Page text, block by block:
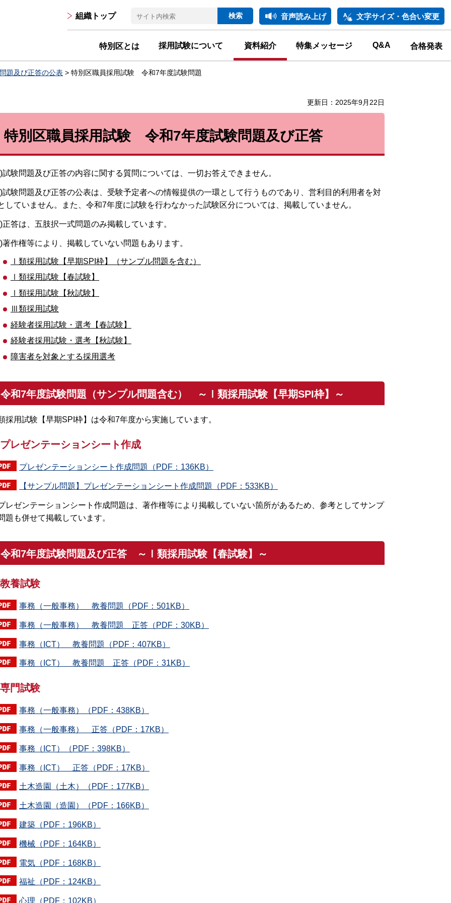
組織トップ 音声読み上げ 文字サイズ・色合い変更
特別区とは 採用試験について 資料紹介 特集メッセージ Q&A 合格発表
題及び正答の公表 > 特別区職員採用試験 令和7年度試験問題
更新日：2025年9月22日
特別区職員採用試験 令和7年度試験問題及び正答
試験問題及び正答の内容に関する質問については、一切お答えできません。
試験問題及び正答の公表は、受験予定者への情報提供の一環として行うものであり、営利目的利用者を対
していません。また、令和7年度に試験を行わなかった試験区分については、掲載していません。
正答は、五肢択一式問題のみ掲載しています。
著作権等により、掲載していない問題もあります。
Ⅰ類採用試験【早期SPI枠】（サンプル問題を含む）
Ⅰ類採用試験【春試験】
Ⅰ類採用試験【秋試験】
Ⅲ類採用試験
経験者採用試験・選考【春試験】
経験者採用試験・選考【秋試験】
障害者を対象とする採用選考
令和7年度試験問題（サンプル問題含む） ～Ⅰ類採用試験【早期SPI枠】～
採用試験【早期SPI枠】は令和7年度から実施しています。
プレゼンテーションシート作成
プレゼンテーションシート作成問題（PDF：136KB）
【サンプル問題】プレゼンテーションシート作成問題（PDF：533KB）
レゼンテーションシート作成問題は、著作権等により掲載していない箇所があるため、参考としてサンプ
題も併せて掲載しています。
令和7年度試験問題及び正答 ～Ⅰ類採用試験【春試験】～
教養試験
事務（一般事務） 教養問題（PDF：501KB）
事務（一般事務） 教養問題 正答（PDF：30KB）
事務（ICT） 教養問題（PDF：407KB）
事務（ICT） 教養問題 正答（PDF：31KB）
専門試験
事務（一般事務）（PDF：438KB）
事務（一般事務） 正答（PDF：17KB）
事務（ICT）（PDF：398KB）
事務（ICT） 正答（PDF：17KB）
土木造園（土木）（PDF：177KB）
土木造園（造園）（PDF：166KB）
建築（PDF：196KB）
機械（PDF：164KB）
電気（PDF：168KB）
福祉（PDF：124KB）
心理（PDF：102KB）